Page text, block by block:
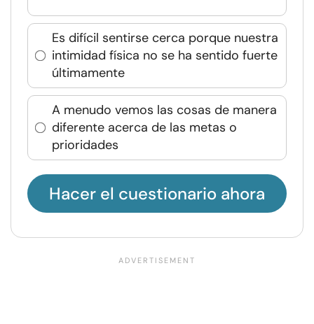
Es difícil sentirse cerca porque nuestra
intimidad física no se ha sentido fuerte
últimamente
A menudo vemos las cosas de manera
diferente acerca de las metas o
prioridades
Hacer el cuestionario ahora